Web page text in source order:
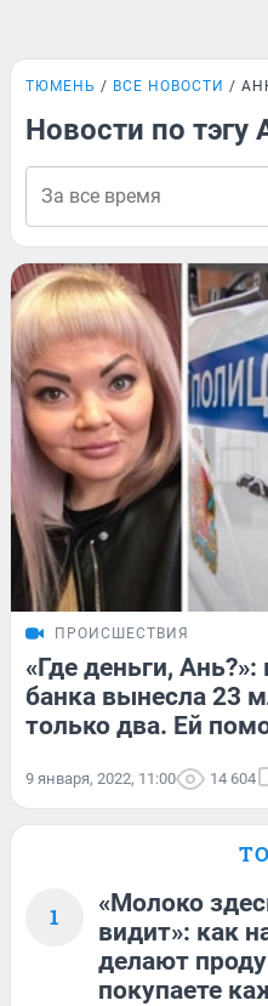
ТЮМЕНЬ ВСЕ НОВОСТИ
Новости по тэгу
ПРОИСШЕСТВИЯ
«Где деньги,
банка вынесла 23
только два. Ей
9 января, 2022, 11:00 14 604
1
«Молоко
видит»: как
делают
покупаете